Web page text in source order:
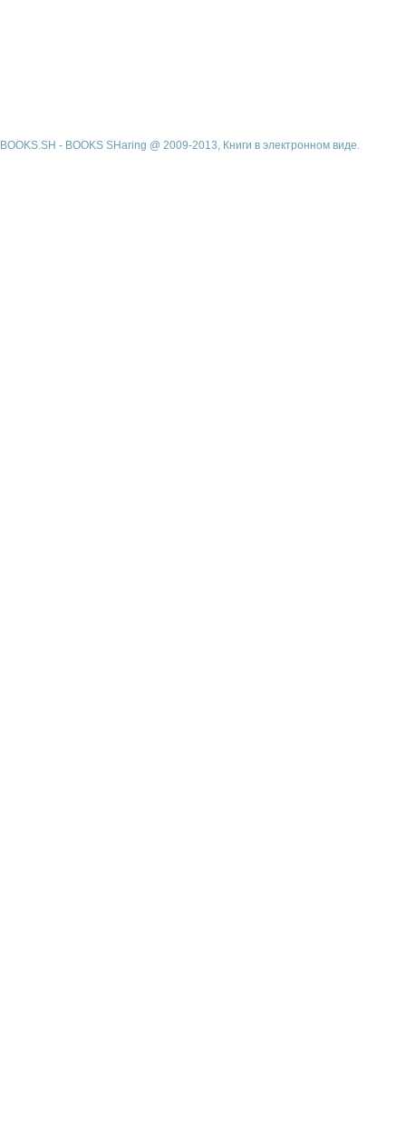
BOOKS.SH - BOOKS SHaring @ 2009-2013, Книги в электронном виде.